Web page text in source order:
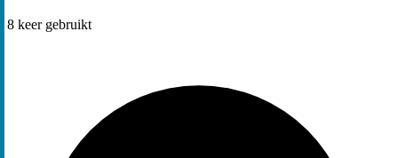
8 keer gebruikt